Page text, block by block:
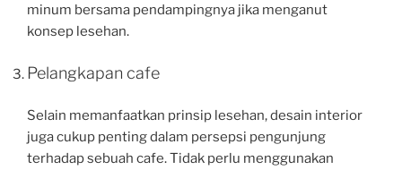
minum bersama pendampingnya jika menganut
konsep lesehan.
Pelangkapan cafe
Selain memanfaatkan prinsip lesehan, desain interior
juga cukup penting dalam persepsi pengunjung
terhadap sebuah cafe. Tidak perlu menggunakan